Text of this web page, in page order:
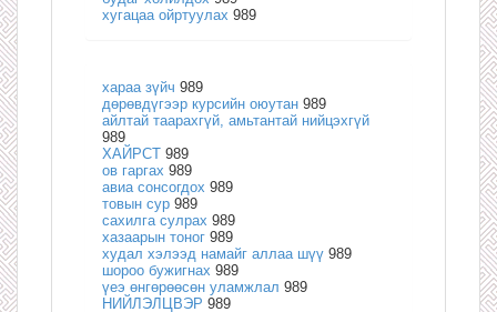
хугацаа ойртуулах 989
хараа зүйч 989
дөрөвдүгээр курсийн оюутан 989
айлтай таарахгүй, амьтантай нийцэхгүй
989
ХАЙРСТ 989
ов гаргах 989
авиа сонсогдох 989
товын сур 989
сахилга сулрах 989
хазаарын тоног 989
худал хэлээд намайг аллаа шүү 989
шороо бужигнах 989
үеэ өнгөрөөсөн уламжлал 989
НИЙЛЭЛЦВЭР 989